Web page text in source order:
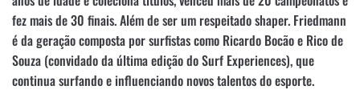
fez mais de 30 finais. Além de ser um respeitado shaper. Friedmann
é da geração composta por surfistas como Ricardo Bocão e Rico de
Souza (convidado da última edição do Surf Experiences), que
continua surfando e influenciando novos talentos do esporte.